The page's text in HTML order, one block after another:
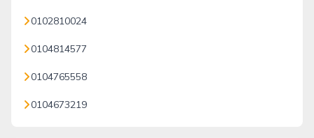
0102810024
0104814577
0104765558
0104673219